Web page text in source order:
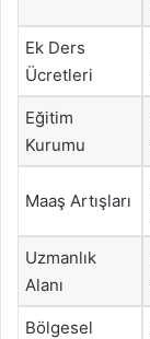
Ek Ders
Ücretleri
Eğitim
Kurumu
Maaş Artışları
Uzmanlık
Alanı
Bölgesel